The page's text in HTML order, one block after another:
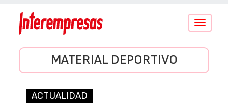
Conmutar
MATERIAL DEPORTIVO
ACTUALIDAD